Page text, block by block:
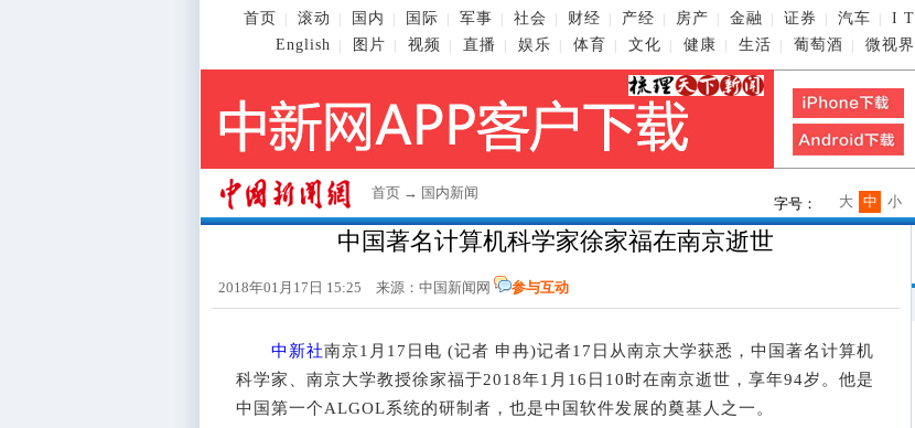
首页 滚动 国内 国际 军事 社会 财经 产经 房产 金融 证券 汽车 I T
English
图片 视频 直播 娱乐 体育 文化 健康 生活 葡萄酒 微视界
首页 → 国内新闻
字号： 小
中
大
中国著名计算机科学家徐家福在南京逝世
2018年01月17日 15:25 来源： 中国新闻网 参与互动
中新社南京1月17日电 (记者 申冉)记者17日从南京大学获悉，中国著名计算机
科学家、南京大学教授徐家福于2018年1月16日10时在南京逝世，享年94岁。他是
中国第一个ALGOL系统的研制者，也是中国软件发展的奠基人之一。